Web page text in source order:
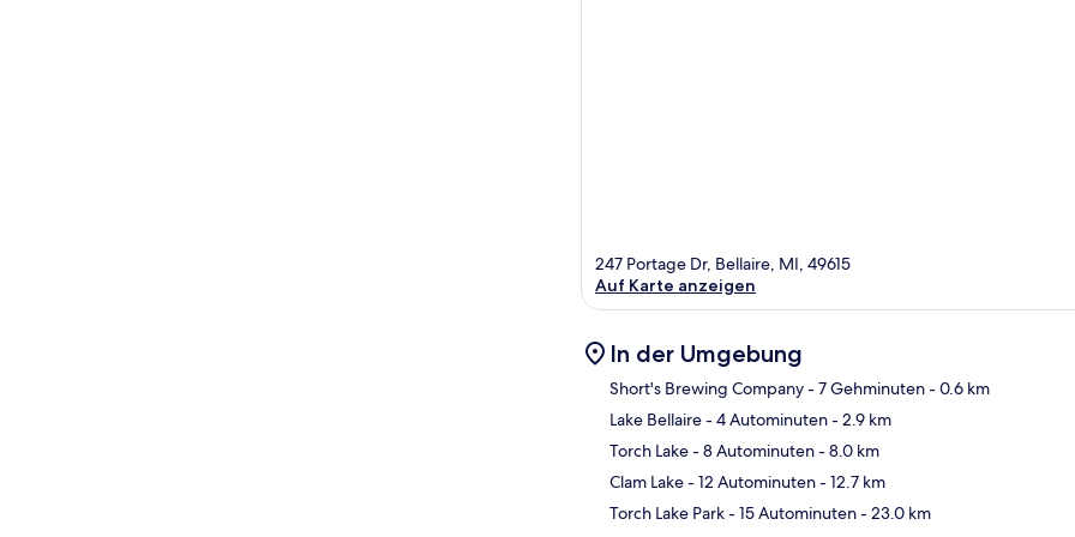
247 Portage Dr, Bellaire, MI, 49615
Auf Karte anzeigen
In der Umgebung
Short's Brewing Company- 7 Gehminuten- 0.6 km
Lake Bellaire- 4 Autominuten- 2.9 km
Torch Lake- 8 Autominuten- 8.0 km
Clam Lake- 12 Autominuten- 12.7 km
Torch Lake Park- 15 Autominuten- 23.0 km